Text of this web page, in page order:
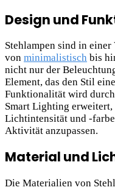
Design und
Stehlampen sind in
von minimalistisch bis
nicht nur der
Element, das den Stil
Funktionalität wird
Smart Lighting
Lichtintensität und -
Aktivität anzupassen.
Material und
Die Materialien von